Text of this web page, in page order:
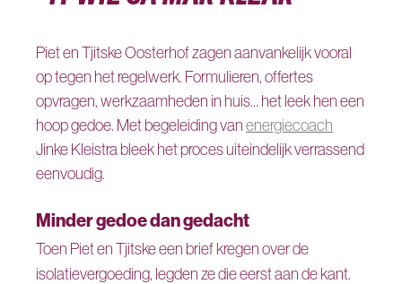
Piet en Tjitske Oosterhof zagen aanvankelijk vooral
op tegen het regelwerk. Formulieren, offertes
opvragen, werkzaamheden in huis… het leek hen een
hoop gedoe. Met begeleiding van energiecoach
Jinke Kleistra bleek het proces uiteindelijk verrassend
eenvoudig.
Minder gedoe dan gedacht
Toen Piet en Tjitske een brief kregen over de
isolatievergoeding, legden ze die eerst aan de kant.